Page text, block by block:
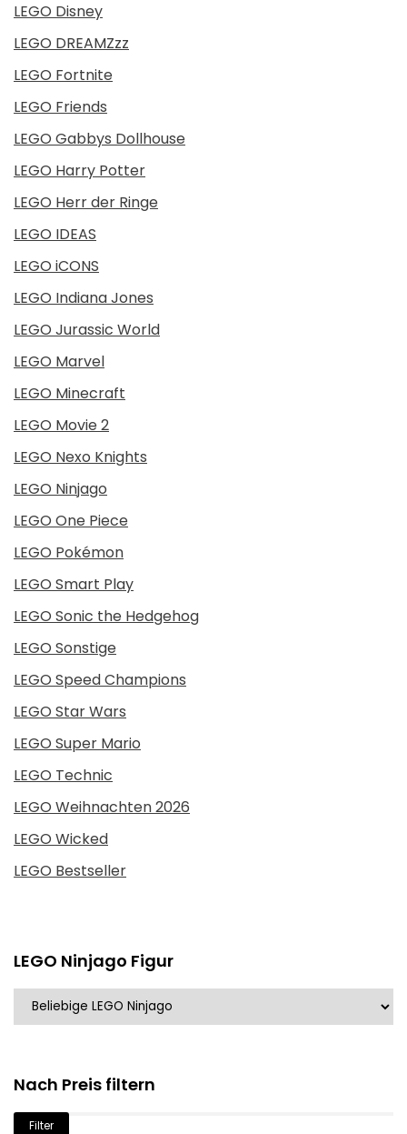
LEGO Disney
LEGO DREAMZzz
LEGO Fortnite
LEGO Friends
LEGO Gabbys Dollhouse
LEGO Harry Potter
LEGO Herr der Ringe
LEGO IDEAS
LEGO iCONS
LEGO Indiana Jones
LEGO Jurassic World
LEGO Marvel
LEGO Minecraft
LEGO Movie 2
LEGO Nexo Knights
LEGO Ninjago
LEGO One Piece
LEGO Pokémon
LEGO Smart Play
LEGO Sonic the Hedgehog
LEGO Sonstige
LEGO Speed Champions
LEGO Star Wars
LEGO Super Mario
LEGO Technic
LEGO Weihnachten 2026
LEGO Wicked
LEGO Bestseller
LEGO Ninjago Figur
Nach Preis filtern
Min.
Max.
Filter